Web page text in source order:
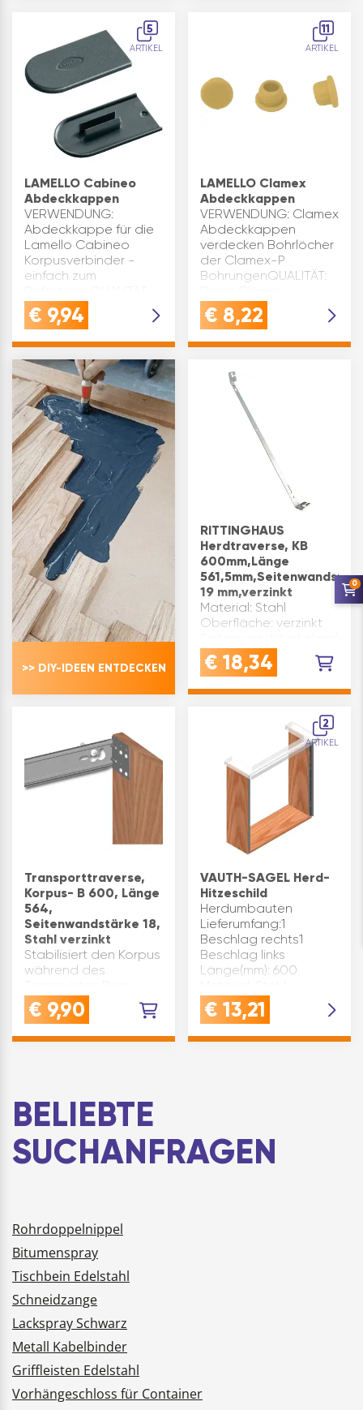
Inhaltsangabe (ST):
5
ARTIKEL
LAMELLO Cabineo
Abdeckkappen
VERWENDUNG:
Abdeckkappe für die
Lamello Cabineo
Korpusverbinder -
einfach zum
Die Cabineo
Abdeckkape ist aus
gefertigt und mit
Lamello Logo
versehenVORTEIL: …
€ 9,94
11
ARTIKEL
LAMELLO Clamex
Abdeckkappen
VERWENDUNG: Clamex
Abdeckkappen
verdecken Bohrlöcher
der Clamex-P
BohrungenQUALITÄT:
Abdeckkappen aus
Kunststoff verdecken
effektivVORTEIL: für
diverse Holzarten und
Werksto…
€ 8,22
>> DIY-IDEEN ENTDECKEN
RITTINGHAUS
Herdtraverse, KB
600mm,Länge
19 mm,verzinkt
Material: Stahl
Oberfläche: verzinkt
19 Korpusbreite(mm):
600 Länge(mm): 561,5
€ 18,34
Transporttraverse,
Korpus- B 600, Länge
564,
Seitenwandstärke 18,
Stahl verzinkt
Stabilisiert den Korpus
während des
Aufstellen kann der
Korpus mit der
Wand befestigt
Seitenwands…
€ 9,90
2
ARTIKEL
VAUTH-SAGEL Herd-
Hitzeschild
Herdumbauten
Lieferumfang:1
Beschlag rechts1
Beschlag links
Länge(mm): 600
Seitenwandstärke(mm):
18-19 Oberfläche:
(GT): 1
€ 13,21
BELIEBTE
SUCHANFRAGEN
Rohrdoppelnippel
Bitumenspray
Tischbein Edelstahl
Schneidzange
Lackspray Schwarz
Metall Kabelbinder
Griffleisten Edelstahl
Vorhängeschloss für Container
0